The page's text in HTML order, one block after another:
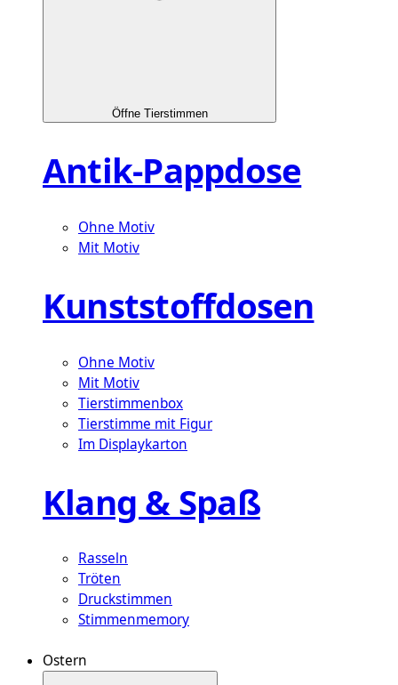
Öffne Tierstimmen
Antik-Pappdose
Ohne Motiv
Mit Motiv
Kunststoffdosen
Ohne Motiv
Mit Motiv
Tierstimmenbox
Tierstimme mit Figur
Im Displaykarton
Klang & Spaß
Rasseln
Tröten
Druckstimmen
Stimmenmemory
Ostern